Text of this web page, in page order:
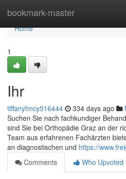
bookmark-master
Home
Home
1
Ihr
tiffanyfmcy516444 334 days ago
Suchen Sie nach fachkundiger
sind Sie bei Orthopädie Graz an der
Team aus erfahrenen Fachärzten
an diagnostischen und https://
Comments
Who Upvoted